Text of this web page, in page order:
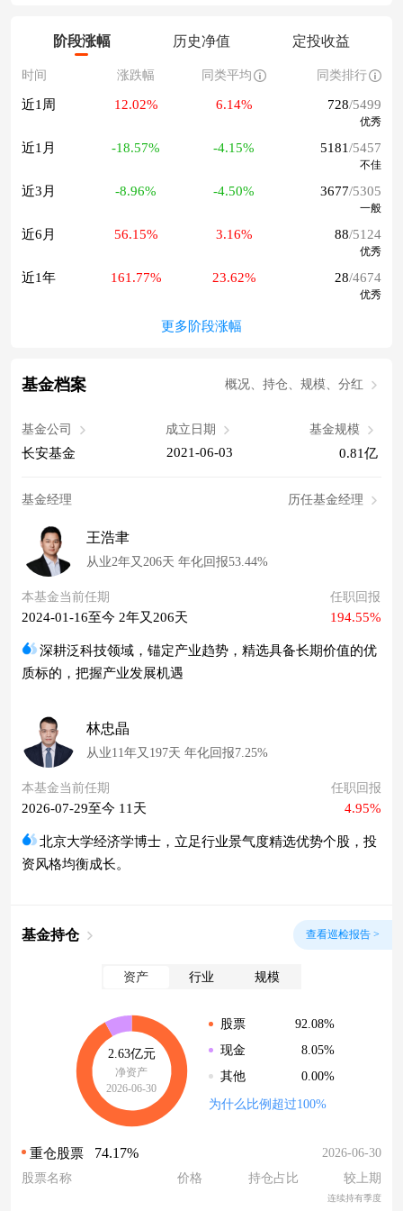
阶段涨幅 历史净值 定投收益
时间 涨跌幅 同类平均 同类排行
近1周 12.02% 6.14% 728/5499
优秀
近1月 -18.57% -4.15% 5181/5457
不佳
近3月 -8.96% -4.50% 3677/5305
一般
近6月 56.15% 3.16% 88/5124
优秀
近1年 161.77% 23.62% 28/4674
优秀
更多阶段涨幅
基金档案 概况、持仓、规模、分红
基金公司
长安基金
成立日期
2021-06-03
基金规模
0.81亿
基金经理 历任基金经理
王浩聿
从业2年又206天 年化回报53.44%
本基金当前任期
2024-01-16至今 2年又206天
任职回报
194.55%
深耕泛科技领域，锚定产业趋势，精选具备长期价值的优
质标的，把握产业发展机遇
林忠晶
从业11年又197天 年化回报7.25%
本基金当前任期
2026-07-29至今 11天
任职回报
4.95%
北京大学经济学博士，立足行业景气度精选优势个股，投
资风格均衡成长。
基金持仓 查看巡检报告 >
资产 行业 规模
2.63亿元
净资产
2026-06-30
股票
92.08%
现金
8.05%
其他
0.00%
为什么比例超过100%
重仓股票 74.17%
2026-06-30
股票名称
价格 持仓占比 较上期
连续持有季度